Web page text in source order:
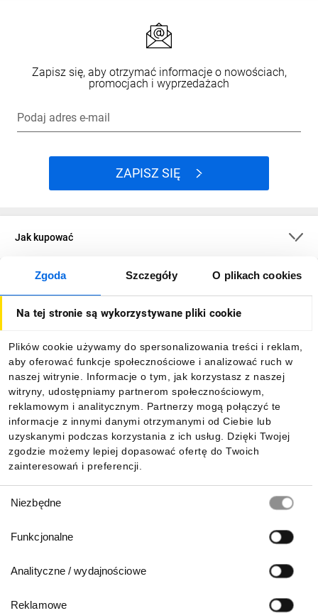
Zgoda Szczegóły O plikach cookies
Na tej stronie są wykorzystywane pliki cookie
Plików cookie używamy do spersonalizowania treści i reklam,
aby oferować funkcje społecznościowe i analizować ruch w
naszej witrynie. Informacje o tym, jak korzystasz z naszej
witryny, udostępniamy partnerom społecznościowym,
reklamowym i analitycznym. Partnerzy mogą połączyć te
informacje z innymi danymi otrzymanymi od Ciebie lub
uzyskanymi podczas korzystania z ich usług. Dzięki Twojej
zgodzie możemy lepiej dopasować ofertę do Twoich
zainteresowań i preferencji.
zgody
Niezbędne
Funkcjonalne
Analityczne / wydajnościowe
Reklamowe
Zapisz się, aby otrzymać informacje o nowościach,
promocjach i wyprzedażach
Podaj adres e-mail
ZAPISZ SIĘ
Jak kupować
O firmie
Informacje
Pobierz naszą aplikację mobilną: